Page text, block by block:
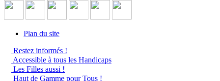
Plan du site
Restez informés !
Accessible à tous les Handicaps
Les Filles aussi !
Haut de Gamme pour Tous !